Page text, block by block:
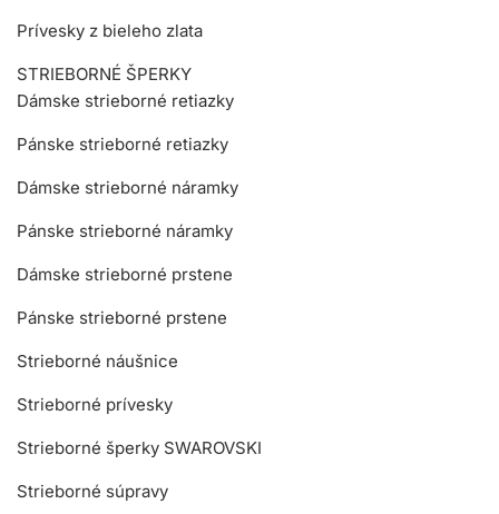
Prívesky z bieleho zlata
STRIEBORNÉ ŠPERKY
Dámske strieborné retiazky
Pánske strieborné retiazky
Dámske strieborné náramky
Pánske strieborné náramky
Dámske strieborné prstene
Pánske strieborné prstene
Strieborné náušnice
Strieborné prívesky
Strieborné šperky SWAROVSKI
Strieborné súpravy